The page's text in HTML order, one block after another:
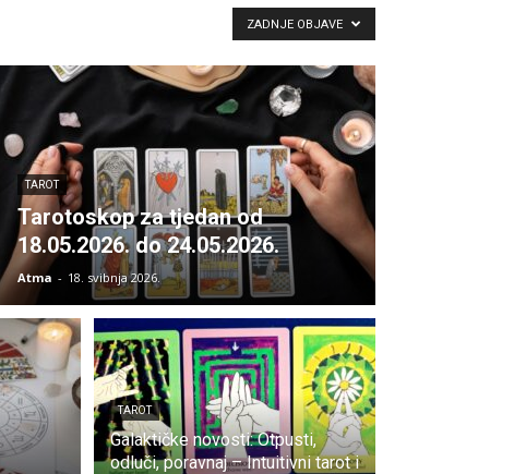
ZADNJE OBJAVE
TAROT
Tarotoskop za tjedan od
18.05.2026. do 24.05.2026.
Atma - 18. svibnja 2026.
TAROT
Galaktičke novosti: Otpusti,
odluči, poravnaj – Intuitivni tarot i